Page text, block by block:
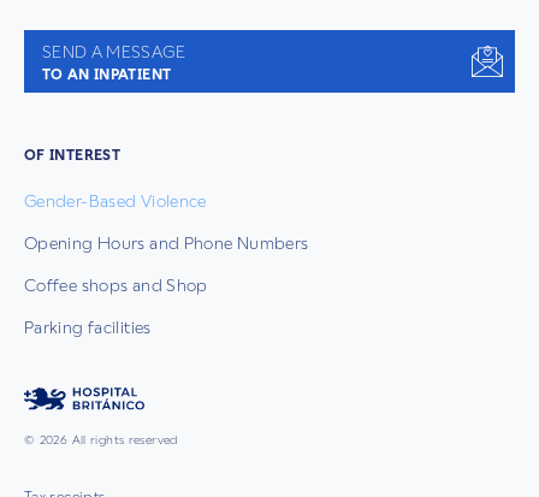
SEND A MESSAGE
TO AN INPATIENT
OF INTEREST
Gender-Based Violence
Opening Hours and Phone Numbers
Coffee shops and Shop
Parking facilities
© 2026 All rights reserved